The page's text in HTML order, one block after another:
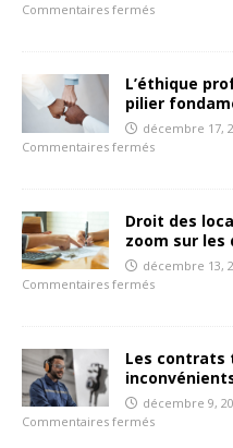
Commentaires fermés
L’éthique
pilier
décembre 17,
Commentaires fermés
Droit des
zoom sur les
décembre 13,
Commentaires fermés
Les contrats
décembre 9,
Commentaires fermés